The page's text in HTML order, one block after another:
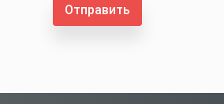
Отправить